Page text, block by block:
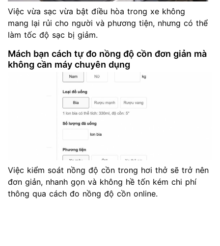
Việc vừa sạc vừa bật điều hòa trong xe không
mang lại rủi cho người và phương tiện, nhưng có thể
làm tốc độ sạc bị giảm.
Mách bạn cách tự đo nồng độ cồn đơn giản mà
không cần máy chuyên dụng
Việc kiểm soát nồng độ cồn trong hơi thở sẽ trở nên
đơn giản, nhanh gọn và không hề tốn kém chi phí
thông qua cách đo nồng độ cồn online.